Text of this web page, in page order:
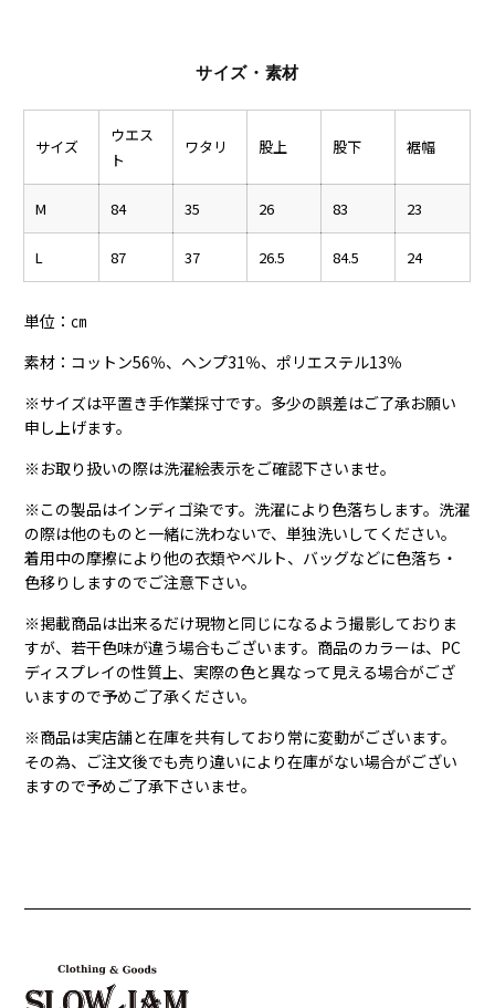
サイズ・素材
サイズ
ウエス
ト
ワタリ 股上 股下 裾幅
M 84 35 26 83 23
L 87 37 26.5 84.5 24
単位：㎝
素材：コットン56％、ヘンプ31％、ポリエステル13％
※サイズは平置き手作業採寸です。多少の誤差はご了承お願い
申し上げます。
※お取り扱いの際は洗濯絵表示をご確認下さいませ。
※この製品はインディゴ染です。洗濯により色落ちします。洗濯
の際は他のものと一緒に洗わないで、単独洗いしてください。
着用中の摩擦により他の衣類やベルト、バッグなどに色落ち・
色移りしますのでご注意下さい。
※掲載商品は出来るだけ現物と同じになるよう撮影しておりま
すが、若干色味が違う場合もございます。商品のカラーは、PC
ディスプレイの性質上、実際の色と異なって見える場合がござ
いますので予めご了承ください。
※商品は実店舗と在庫を共有しており常に変動がございます。
その為、ご注文後でも売り違いにより在庫がない場合がござい
ますので予めご了承下さいませ。